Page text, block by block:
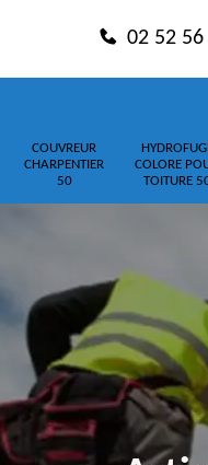
02 52
COUVREUR
CHARPENTIER
50
COLORE
TOITURE